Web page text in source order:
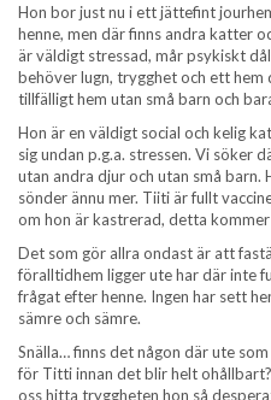
Hon bor just nu i ett jättefint
henne, men där finns andra katter
är väldigt stressad, mår psykiskt
behöver lugn, trygghet och ett
tillfälligt hem utan små barn och
Hon är en väldigt social och kelig
sig undan p.g.a. stressen. Vi söker
utan andra djur och utan små barn.
sönder ännu mer. Tiiti är fullt
om hon är kastrerad, detta
Det som gör allra ondast är att
föralltidhem ligger ute har där inte
frågat efter henne. Ingen har sett
sämre och sämre.
Snälla… finns det någon där ute
för Titti innan det blir helt
oss hitta tryggheten hon så